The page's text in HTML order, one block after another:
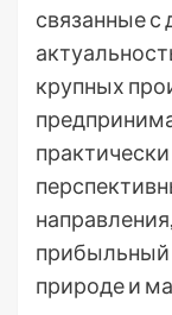
связанные
крупных
прибыльный
природе и